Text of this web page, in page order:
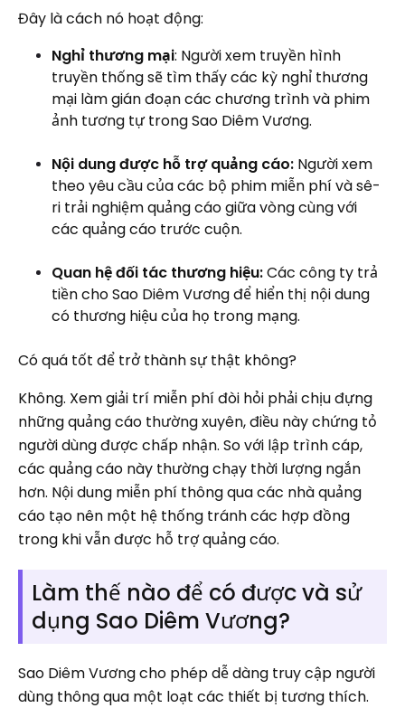
Đây là cách nó hoạt động:
Nghỉ thương mại: Người xem truyền hình
truyền thống sẽ tìm thấy các kỳ nghỉ thương
mại làm gián đoạn các chương trình và phim
ảnh tương tự trong Sao Diêm Vương.
Nội dung được hỗ trợ quảng cáo: Người xem
theo yêu cầu của các bộ phim miễn phí và sê-
ri trải nghiệm quảng cáo giữa vòng cùng với
các quảng cáo trước cuộn.
Quan hệ đối tác thương hiệu:Các công ty trả
tiền cho Sao Diêm Vương để hiển thị nội dung
có thương hiệu của họ trong mạng.
Có quá tốt để trở thành sự thật không?
Không. Xem giải trí miễn phí đòi hỏi phải chịu đựng
những quảng cáo thường xuyên, điều này chứng tỏ
người dùng được chấp nhận. So với lập trình cáp,
các quảng cáo này thường chạy thời lượng ngắn
hơn. Nội dung miễn phí thông qua các nhà quảng
cáo tạo nên một hệ thống tránh các hợp đồng
trong khi vẫn được hỗ trợ quảng cáo.
Làm thế nào để có được và sử
dụng Sao Diêm Vương?
Sao Diêm Vương cho phép dễ dàng truy cập người
dùng thông qua một loạt các thiết bị tương thích.